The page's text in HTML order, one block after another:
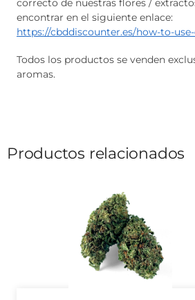
correcto de nuestras flores /
encontrar en el siguiente enlace:
https://cbddiscounter.es/how-to-
Todos los productos se venden
aromas.
Productos relacionados